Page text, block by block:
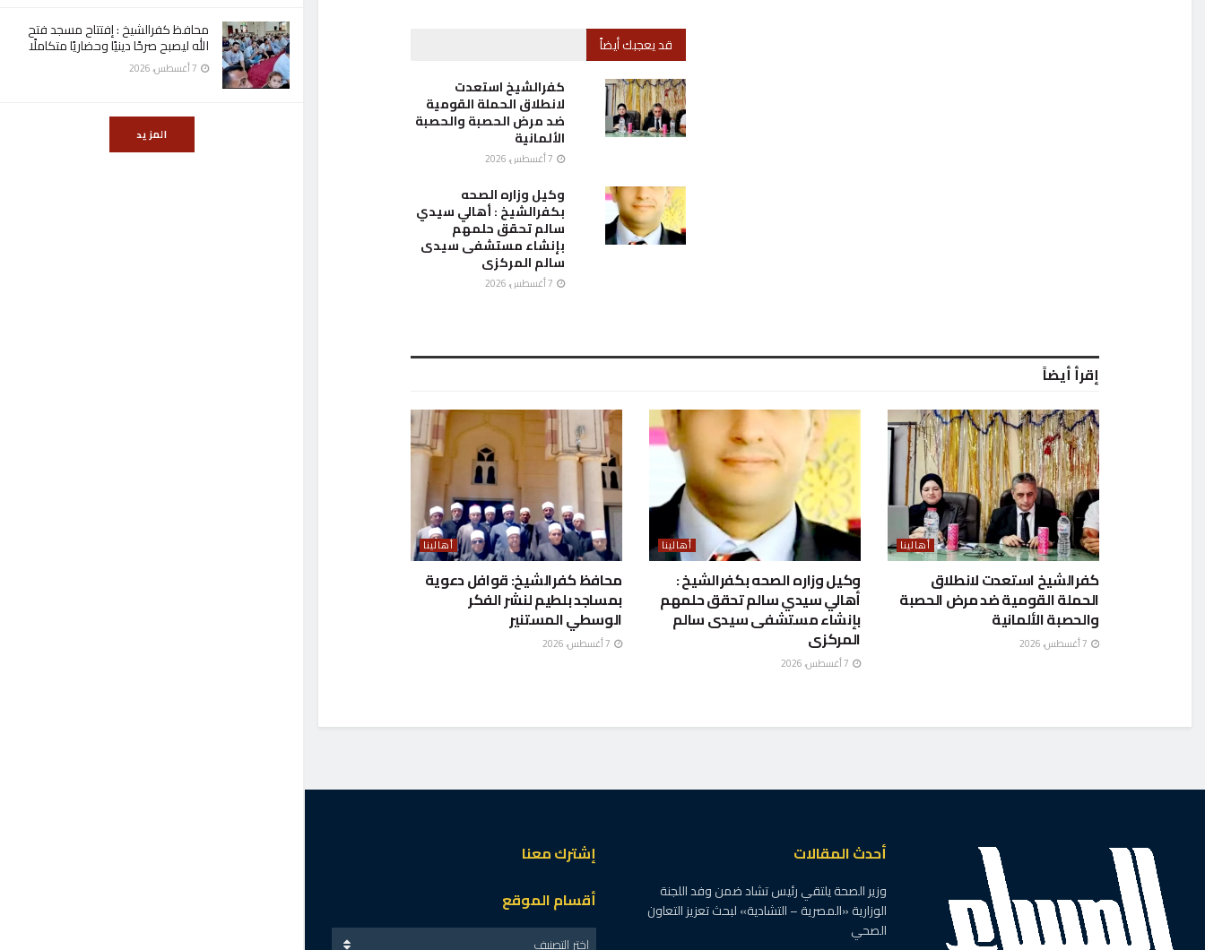
محافظ كفرالشيخ : إفتتاح مسجد فتح
الله ليصبح صرحًا دينيًا وحضاريًا متكاملًا
المزيد
قد يعجبك أيضاً
كفرالشيخ استعدت
لانطلاق الحملة القومية
ضد مرض الحصبة والحصبة
الألمانية
وكيل وزاره الصحه
بكفرالشيخ : أهالي سيدي
سالم تحقق حلمهم
بإنشاء مستشفى سيدى
سالم المركزى
إقرأ أيضاً
أهالينا
كفرالشيخ استعدت لانطلاق
الحملة القومية ضد مرض الحصبة
والحصبة الألمانية
أهالينا
وكيل وزاره الصحه بكفرالشيخ :
أهالي سيدي سالم تحقق حلمهم
بإنشاء مستشفى سيدى سالم
المركزى
أهالينا
محافظ كفرالشيخ: قوافل دعوية
بمساجد بلطيم لنشر الفكر
الوسطي المستنير
أحدث المقالات
وزير الصحة يلتقي رئيس تشاد ضمن وفد اللجنة
الوزارية «المصرية – التشادية» لبحث تعزيز التعاون
الصحي
إشترك معنا
أقسام الموقع
اختر التصنيف